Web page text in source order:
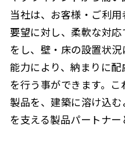
当社は、お客様・ご利
要望に対し、柔軟な対
をし、壁・床の設置状
能力により、納まりに
を行う事ができます。
製品を、建築に溶け込
を支える製品パートナー